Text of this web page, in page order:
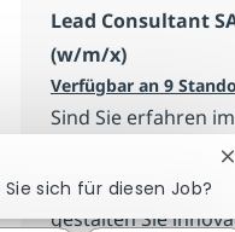
Lead Consultant
(w/m/x)
Verfügbar an 9
Sind Sie erfahren
suchen eine neue
Teil unseres Teams
gestalten Sie
sich für diesen Job?